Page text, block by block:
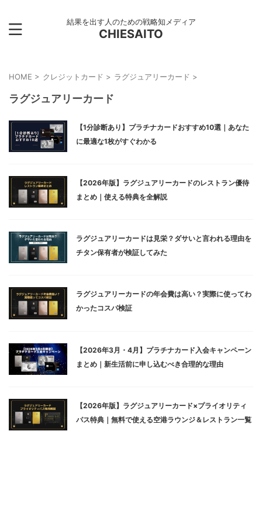
結果を出す人のための戦略知メディア
CHIESAITO
HOME > クレジットカード > ラグジュアリーカード >
ラグジュアリーカード
【1分診断あり】プラチナカードおすすめ10選｜あなた
に最適な1枚がすぐわかる
【2026年版】ラグジュアリーカードのレストラン優待
まとめ｜使える特典を全解説
ラグジュアリーカードは見栄？ダサいと言われる理由を
チタン保有者が検証してみた
ラグジュアリーカードの年会費は高い？実際に使ってわ
かったコスパ検証
【2026年3月・4月】プラチナカード入会キャンペーン
まとめ｜新生活前に申し込むべき合理的な理由
【2026年版】ラグジュアリーカード×プライオリティ
パス特典｜無料で使える空港ラウンジ＆レストラン一覧